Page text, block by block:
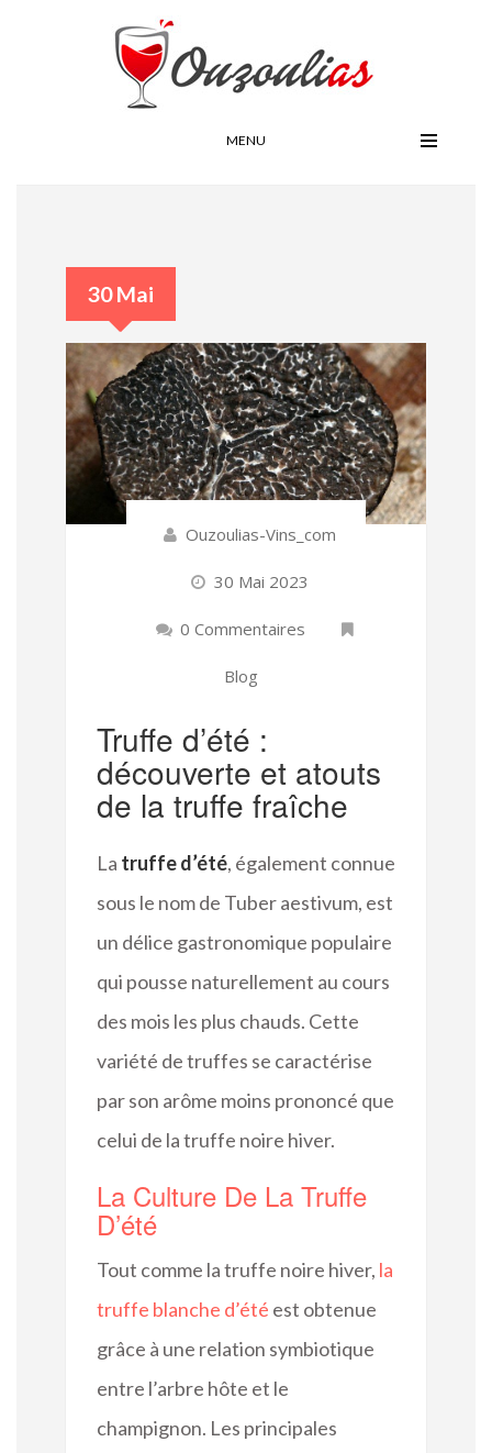
MENU
30 Mai
Ouzoulias-Vins_com
30 Mai 2023
0 Commentaires
Blog
Truffe d’été :
découverte et atouts
de la truffe fraîche
La truffe d’été, également connue
sous le nom de Tuber aestivum, est
un délice gastronomique populaire
qui pousse naturellement au cours
des mois les plus chauds. Cette
variété de truffes se caractérise
par son arôme moins prononcé que
celui de la truffe noire hiver.
La Culture De La Truffe
D’été
Tout comme la truffe noire hiver, la
truffe blanche d’été est obtenue
grâce à une relation symbiotique
entre l’arbre hôte et le
champignon. Les principales